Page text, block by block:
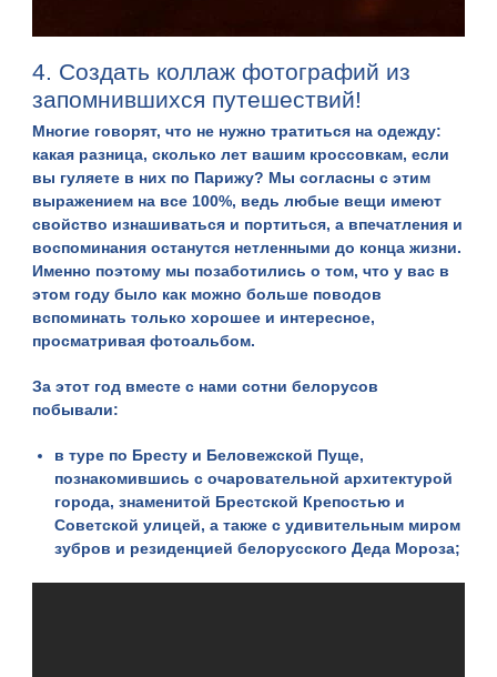
4. Создать коллаж фотографий из
запомнившихся путешествий!
Многие говорят, что не нужно тратиться на одежду:
какая разница, сколько лет вашим кроссовкам, если
вы гуляете в них по Парижу? Мы согласны с этим
выражением на все 100%, ведь любые вещи имеют
свойство изнашиваться и портиться, а впечатления и
воспоминания останутся нетленными до конца жизни.
Именно поэтому мы позаботились о том, что у вас в
этом году было как можно больше поводов
вспоминать только хорошее и интересное,
просматривая фотоальбом.
За этот год вместе с нами сотни белорусов
побывали:
втуре по Бресту и Беловежской Пуще,
познакомившись с очаровательной архитектурой
города, знаменитой Брестской Крепостью и
Советской улицей, а также с удивительным миром
зубров и резиденцией белорусского Деда Мороза;